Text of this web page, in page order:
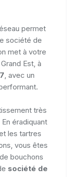
permet
société de
met à votre
Est, à
, avec un
très
éradiquant
les tartres
vous êtes
bouchons
société de